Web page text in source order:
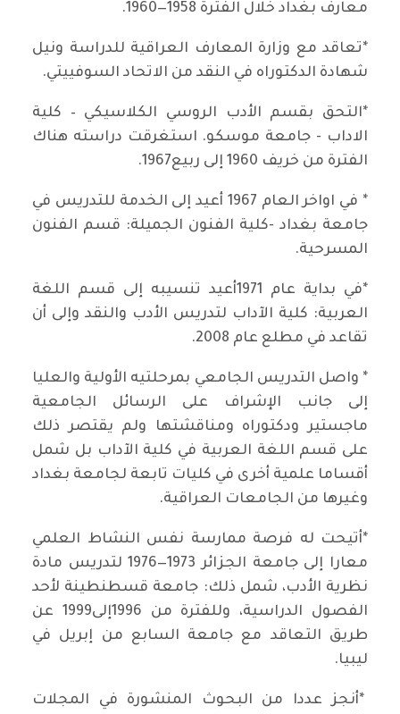
معارف بغداد خلال الفترة 1958—1960.
*تعاقد مع وزارة المعارف العراقية للدراسة ونيل
شهادة الدكتوراه في النقد من الاتحاد السوفييتي.
*التحق بقسم الأدب الروسي الكلاسيكي – كلية
الاداب - جامعة موسكو. استغرقت دراسته هناك
الفترة من خريف 1960 إلى ربيع1967.
* في اواخر العام 1967 أعيد إلى الخدمة للتدريس في
جامعة بغداد -كلية الفنون الجميلة: قسم الفنون
المسرحية.
*في بداية عام 1971أعيد تنسيبه إلى قسم اللغة
العربية: كلية الآداب لتدريس الأدب والنقد وإلى أن
تقاعد في مطلع عام 2008.
* واصل التدريس الجامعي بمرحلتيه الأولية والعليا
إلى جانب الإشراف على الرسائل الجامعية
ماجستير ودكتوراه ومناقشتها ولم يقتصر ذلك
على قسم اللغة العربية في كلية الآداب بل شمل
أقساما علمية أخرى في كليات تابعة لجامعة بغداد
وغيرها من الجامعات العراقية.
*أتيحت له فرصة ممارسة نفس النشاط العلمي
معارا إلى جامعة الجزائر 1973—1976 لتدريس مادة
نظرية الأدب، شمل ذلك: جامعة قسطنطينة لأحد
الفصول الدراسية، وللفترة من 1996إلى1999 عن
طريق التعاقد مع جامعة السابع من إبريل في
ليبيا.
*أنجز عددا من البحوث المنشورة في المجلات